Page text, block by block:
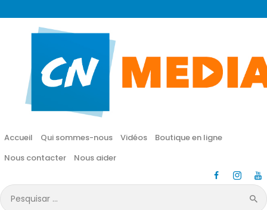
Accueil Qui sommes-nous Vidéos
Boutique en ligne
Nous contacter
Nous aider
Pesquisar
por:
CN MÉDIA
Une vie nouvelle en JESUS !
Accueil
Vidéos
Boutique en ligne